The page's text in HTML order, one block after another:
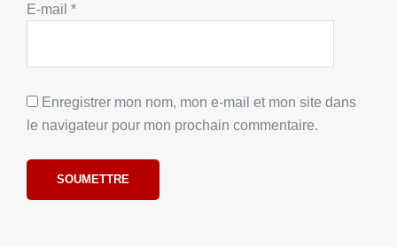
E-mail *
Enregistrer mon nom, mon e-mail et mon site dans
le navigateur pour mon prochain commentaire.